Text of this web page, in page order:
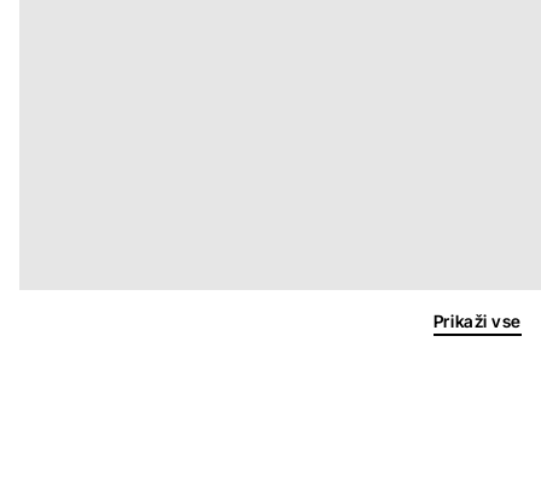
Prikaži vse